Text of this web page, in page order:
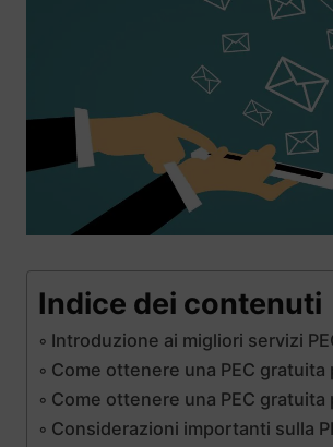
Indice dei contenuti
Introduzione ai migliori servizi
Come ottenere una PEC gratuita
Come ottenere una PEC gratuita
Considerazioni importanti sulla